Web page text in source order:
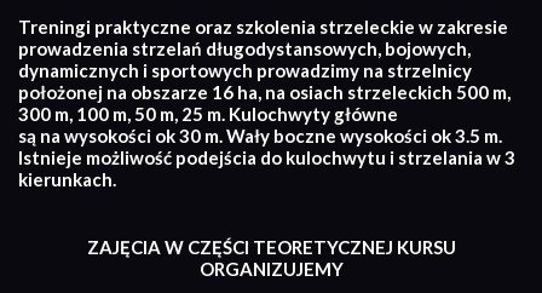
Treningi praktyczne oraz szkolenia strzeleckie w zakresie
prowadzenia strzelań długodystansowych, bojowych,
dynamicznych i sportowych prowadzimy na strzelnicy
położonej na obszarze 16 ha, na osiach strzeleckich 500 m,
300 m, 100 m, 50 m, 25 m. Kulochwyty główne
są na wysokości ok 30 m. Wały boczne wysokości ok 3.5 m.
Istnieje możliwość podejścia do kulochwytu i strzelania w 3
kierunkach.
ZAJĘCIA W CZĘŚCI TEORETYCZNEJ KURSU
ORGANIZUJEMY